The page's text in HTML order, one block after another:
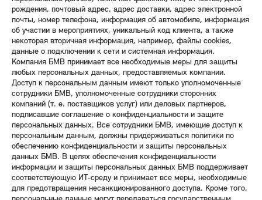
рождения, почтовый адрес, адрес доставки, адрес электронной
почты, номер телефона, информация об автомобиле, информация
об участии в мероприятиях, уникальный код клиента, а также
некоторая вторичная информация, например, файлы cookies,
данные о подключении к сети и системная информация.
Компания БМВ принимает все необходимые меры для защиты
любых персональных данных, предоставляемых компании.
Доступ к персональным данным имеют только уполномоченные
сотрудники БМВ, уполномоченные сотрудники сторонних
компаний (т. е. поставщиков услуг) или деловых партнеров,
подписавшие соглашение о конфиденциальности и защите
персональных данных. Все сотрудники БМВ, имеющие доступ к
персональным данным, должны придерживаться политики по
обеспечению конфиденциальности и защиты персональных
данных БМВ. В целях обеспечения конфиденциальности
информации и защиты персональных данных БМВ поддерживает
соответствующую ИТ-среду и принимает все меры, необходимые
для предотвращения несанкционированного доступа. Кроме того,